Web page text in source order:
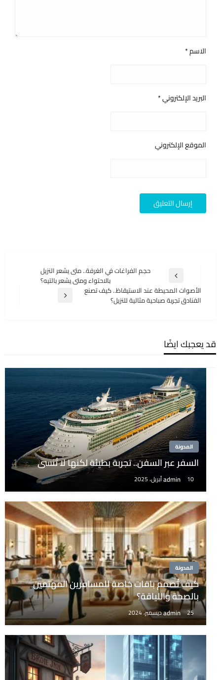
الاسم*
البريد الإلكتروني*
الموقع الإلكتروني
المقالات
المقالة
السابقة
حجم الفراغات في الغرفة.. متى يشعر النزيل
بالاحتواء ومتى يشعر بالتيه؟
المقالة
الأصوات المحيطة عند الاستيقاظ.. كيف تصنع
الفنادق تجربة صباحية مثالية للنزيل؟
قد يعجبك ايضًا
المدونة
السفر عبر السفن.. تجربة بطيئة لكنها لا تُنسى
admin 10 أبريل، 2025
المدونة
كيف تُصمم باقات خاصة للمسافرين المهتمين
بالصحة واللياقة؟
admin 25 ديسمبر، 2024